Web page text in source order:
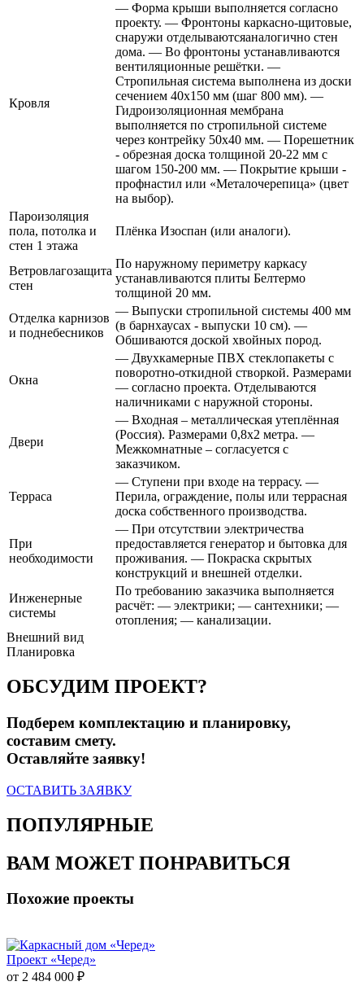
Кровля
— Форма крыши выполняется согласно
проекту. — Фронтоны каркасно-щитовые,
снаружи отделываютсяаналогично стен
дома. — Во фронтоны устанавливаются
вентиляционные решётки. —
Стропильная система выполнена из доски
сечением 40х150 мм (шаг 800 мм). —
Гидроизоляционная мембрана
выполняется по стропильной системе
через контрейку 50х40 мм. — Порешетник
- обрезная доска толщиной 20-22 мм с
шагом 150-200 мм. — Покрытие крыши -
профнастил или «Металочерепица» (цвет
на выбор).
Пароизоляция
пола, потолка и
стен 1 этажа
Плёнка Изоспан (или аналоги).
Ветровлагозащита
стен
По наружному периметру каркасу
устанавливаются плиты Белтермо
толщиной 20 мм.
Отделка карнизов
и поднебесников
— Выпуски стропильной системы 400 мм
(в барнхаусах - выпуски 10 см). —
Обшиваются доской хвойных пород.
Окна
— Двухкамерные ПВХ стеклопакеты с
поворотно-откидной створкой. Размерами
— согласно проекта. Отделываются
наличниками с наружной стороны.
Двери
— Входная – металлическая утеплённая
(Россия). Размерами 0,8х2 метра. —
Межкомнатные – согласуется с
заказчиком.
Терраса
— Ступени при входе на террасу. —
Перила, ограждение, полы или террасная
доска собственного производства.
При
необходимости
— При отсутствии электричества
предоставляется генератор и бытовка для
проживания. — Покраска скрытых
конструкций и внешней отделки.
Инженерные
системы
По требованию заказчика выполняется
расчёт: — электрики; — сантехники; —
отопления; — канализации.
Внешний вид
Планировка
ОБСУДИМ ПРОЕКТ?
Подберем комплектацию и планировку,
составим смету.
Оставляйте заявку!
ОСТАВИТЬ ЗАЯВКУ
ПОПУЛЯРНЫЕ
ВАМ МОЖЕТ ПОНРАВИТЬСЯ
Похожие проекты
Проект «Черед»
от 2 484 000 ₽